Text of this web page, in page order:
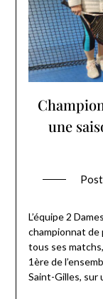
une
L’équipe 2
championnat de
tous ses
1ère de
Saint-Gilles, sur